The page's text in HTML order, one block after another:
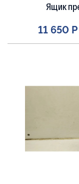
Ящик
11 650 Р